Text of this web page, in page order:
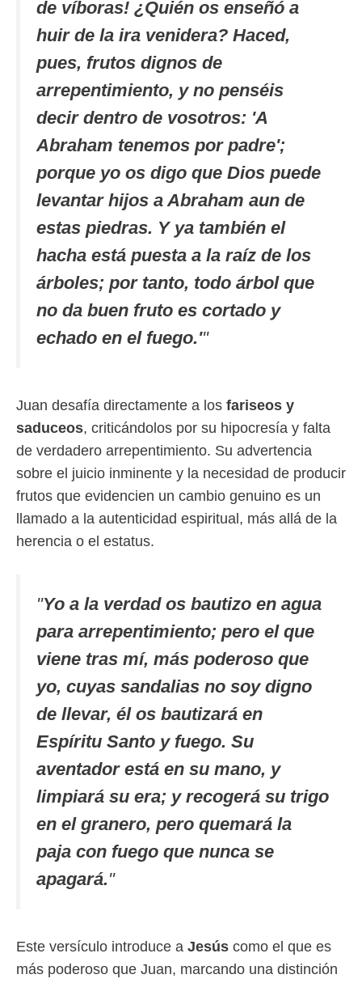
de víboras! ¿Quién os enseñó a
huir de la ira venidera? Haced,
pues, frutos dignos de
arrepentimiento, y no penséis
decir dentro de vosotros: 'A
Abraham tenemos por padre';
porque yo os digo que Dios puede
levantar hijos a Abraham aun de
estas piedras. Y ya también el
hacha está puesta a la raíz de los
árboles; por tanto, todo árbol que
no da buen fruto es cortado y
echado en el fuego.'"
Juan desafía directamente a los fariseos y
saduceos, criticándolos por su hipocresía y falta
de verdadero arrepentimiento. Su advertencia
sobre el juicio inminente y la necesidad de producir
frutos que evidencien un cambio genuino es un
llamado a la autenticidad espiritual, más allá de la
herencia o el estatus.
"Yo a la verdad os bautizo en agua
para arrepentimiento; pero el que
viene tras mí, más poderoso que
yo, cuyas sandalias no soy digno
de llevar, él os bautizará en
Espíritu Santo y fuego. Su
aventador está en su mano, y
limpiará su era; y recogerá su trigo
en el granero, pero quemará la
paja con fuego que nunca se
apagará."
Este versículo introduce a Jesús como el que es
más poderoso que Juan, marcando una distinción